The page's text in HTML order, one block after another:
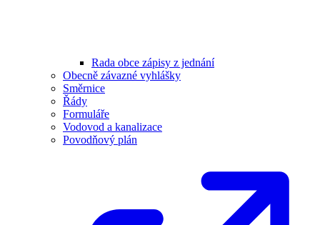
Rada obce zápisy z jednání
Obecně závazné vyhlášky
Směrnice
Řády
Formuláře
Vodovod a kanalizace
Povodňový plán